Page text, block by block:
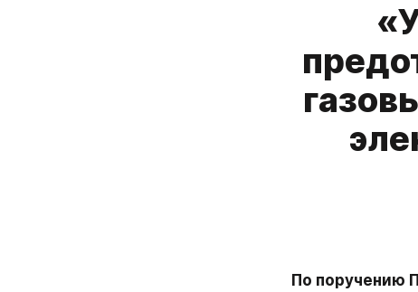
По поручению